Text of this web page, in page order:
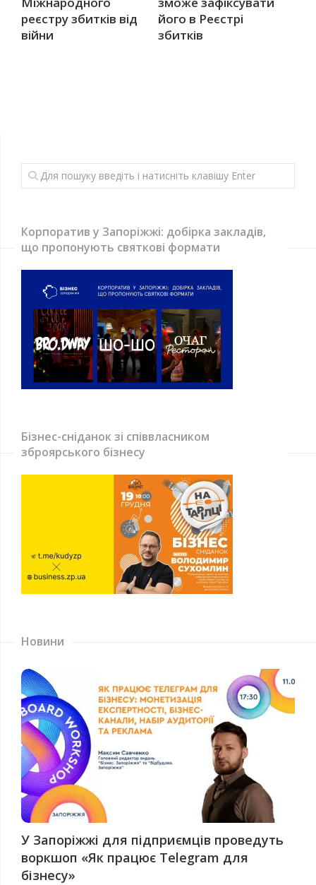
реєстру збитків від
війни
його в Реєстрі
збитків
Корпоратив у Запоріжжі: добірка закладів,
що пропонують святкові формати
Бізнес-сніданок зі співвласником
зброярського бізнесу
Новини
У Запоріжжі для підприємців проведуть
воркшоп «Як працює Telegram для
бізнесу»